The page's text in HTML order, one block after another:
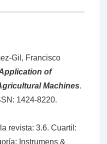
Gil, Francisco
of
Machines.
1424-8220.
revista: 3.6. Cuartil:
Instrumens &